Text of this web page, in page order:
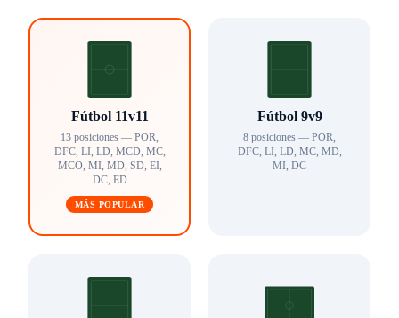
Fútbol 11v11
13 posiciones — POR,
DFC, LI, LD, MCD, MC,
MCO, MI, MD, SD, EI,
DC, ED
MÁS POPULAR
Fútbol 9v9
8 posiciones — POR,
DFC, LI, LD, MC, MD,
MI, DC